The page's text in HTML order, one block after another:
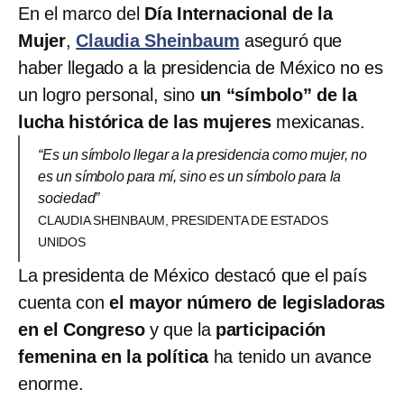
En el marco del Día Internacional de la
Mujer,Claudia Sheinbaum aseguró que
haber llegado a la presidencia de México no es
un logro personal, sino un “símbolo” de la
lucha histórica de las mujeres mexicanas.
“Es un símbolo llegar a la presidencia como mujer, no
es un símbolo para mí, sino es un símbolo para la
sociedad”
CLAUDIA SHEINBAUM, PRESIDENTA DE ESTADOS
UNIDOS
La presidenta de México destacó que el país
cuenta conel mayor número de legisladoras
en el Congresoy que la participación
femenina en la políticaha tenido un avance
enorme.